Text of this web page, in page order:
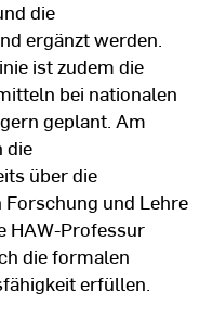
die
ergänzt werden.
ist zudem die
bei nationalen
geplant. Am
die
über die
und Lehre
HAW-Professur
die formalen
erfüllen.